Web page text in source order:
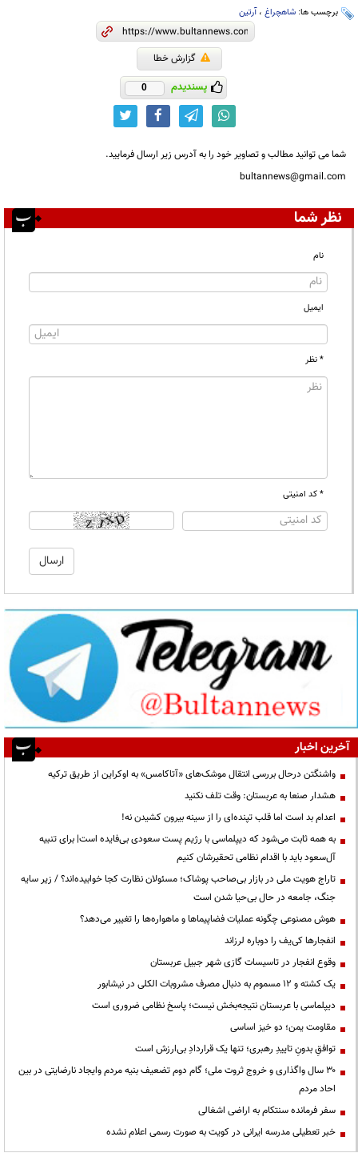
برچسب ها: شاهچراغ ،آرتین
گزارش خطا
پسندیدم 0
شما می توانید مطالب و تصاویر خود را به آدرس زیر ارسال فرمایید.
bultannews@gmail.com
نظر شما
نام
ایمیل
* نظر
* کد امنیتی
آخرین اخبار
واشنگتن درحال بررسی انتقال موشک‌های «آتاکامس» به اوکراین از طریق ترکیه
هشدار صنعا به عربستان: وقت تلف نکنید
اعدام بد است اما قلب تپنده‌ای را از سینه بیرون کشیدن نه!
به همه ثابت می‌شود که دیپلماسی با رژیم پست سعودی بی‌فایده است| برای تنبیه
آل‌سعود باید با اقدام نظامی تحقیرشان کنیم
تاراج هویت ملی در بازار بی‌صاحب پوشاک؛ مسئولان نظارت کجا خوابیده‌اند؟ / زیر سایه
جنگ، جامعه در حال بی‌حیا شدن است
هوش مصنوعی چگونه عملیات فضاپیماها و ماهواره‌ها را تغییر می‌دهد؟
انفجارها کی‌یف را دوباره لرزاند
وقوع انفجار در تاسیسات گازی شهر جبیل عربستان
یک کشته و ۱۲ مسموم به دنبال مصرف مشروبات الکلی در نیشابور
دیپلماسی با عربستان نتیجه‌بخش نیست؛ پاسخ نظامی ضروری است
مقاومت یمن؛ دو خیز اساسی
توافقِ بدونِ تاییدِ رهبری؛ تنها یک قراردادِ بی‌ارزش است
۳۰ سال واگذاری و خروج ثروت ملی؛ گام دوم تضعیف بنیه مردم وایجاد نارضایتی در بین
احاد مردم
سفر فرمانده سنتکام به اراضی اشغالی
خبر تعطیلی مدرسه ایرانی در کویت به صورت رسمی اعلام نشده